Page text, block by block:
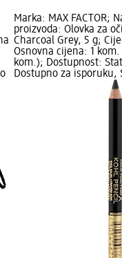
Marka: MAX FACTOR;
proizvoda: Olovka za
Charcoal Grey, 5 g;
Osnovna cijena: 1 kom.
kom.); Dostupnost:
Dostupno za isporuku,